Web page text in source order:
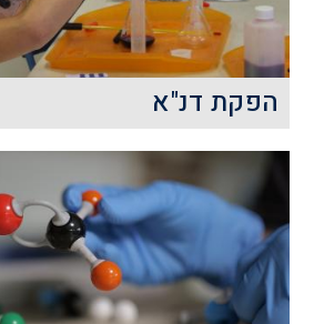
קרא עוד
הדנ"א – המולקולה הענקית
המידע הגנטי שלנו ושל כל
התגלתה לפני פחות
הפקת דנ"א